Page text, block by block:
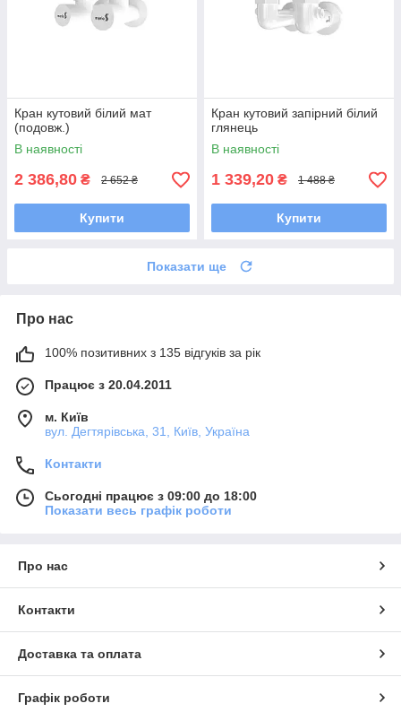
Кран кутовий білий мат
(подовж.)
В наявності
2 386,80 ₴ 2 652 ₴
Купити
Кран кутовий запірний білий
глянець
В наявності
1 339,20 ₴ 1 488 ₴
Купити
Показати ще
Про нас
100% позитивних з 135 відгуків за рік
Працює з 20.04.2011
м. Київ
вул. Дегтярівська, 31, Київ, Україна
Контакти
Сьогодні працює з 09:00 до 18:00
Показати весь графік роботи
Про нас
Контакти
Доставка та оплата
Графік роботи